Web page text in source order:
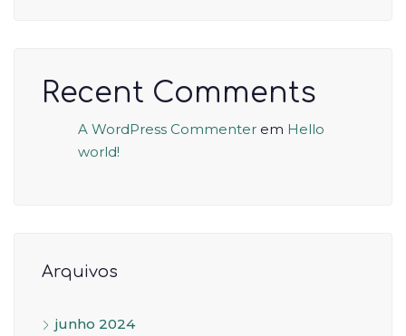
Recent Comments
A WordPress Commenter em Hello
world!
Arquivos
junho 2024